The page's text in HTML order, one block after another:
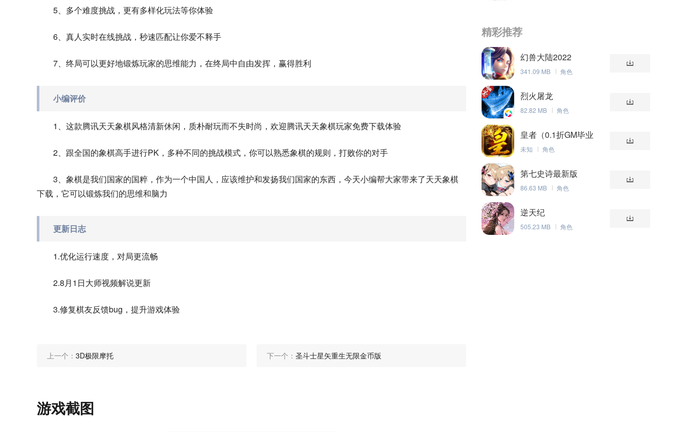
5、多个难度挑战，更有多样化玩法等你体验
6、真人实时在线挑战，秒速匹配让你爱不释手
7、终局可以更好地锻炼玩家的思维能力，在终局中自由发挥，赢得胜利
小编评价
1、这款腾讯天天象棋风格清新休闲，质朴耐玩而不失时尚，欢迎腾讯天天象棋玩家免费下载体验
2、跟全国的象棋高手进行PK，多种不同的挑战模式，你可以熟悉象棋的规则，打败你的对手
3、象棋是我们国家的国粹，作为一个中国人，应该维护和发扬我们国家的东西，今天小编帮大家带来了天天象棋
下载，它可以锻炼我们的思维和脑力
更新日志
1.优化运行速度，对局更流畅
2.8月1日大师视频解说更新
3.修复棋友反馈bug，提升游戏体验
上一个： 3D极限摩托 下一个： 圣斗士星矢重生无限金币版
游戏截图
精彩推荐
幻兽大陆2022
341.09 MB 角色
烈火屠龙
82.82 MB 角色
皇者（0.1折GM毕业
版）
未知 角色
第七史诗最新版
86.63 MB 角色
逆天纪
505.23 MB 角色